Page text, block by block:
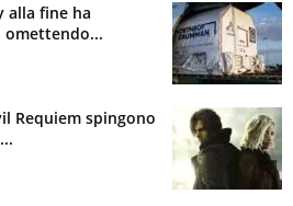
alla fine ha
omettendo...
Requiem spingono